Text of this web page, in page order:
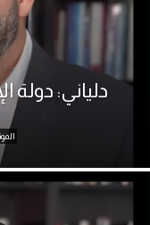
دلياني: دولة